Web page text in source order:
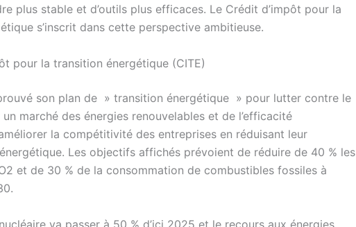
plus stable et d’outils plus efficaces. Le Crédit d’impôt pour la
s’inscrit dans cette perspective ambitieuse.
pour la transition énergétique (CITE)
son plan de » transition énergétique » pour lutter contre le
marché des énergies renouvelables et de l’efficacité
la compétitivité des entreprises en réduisant leur
Les objectifs affichés prévoient de réduire de 40 % les
et de 30 % de la consommation de combustibles fossiles à
va passer à 50 % d’ici 2025 et le recours aux énergies